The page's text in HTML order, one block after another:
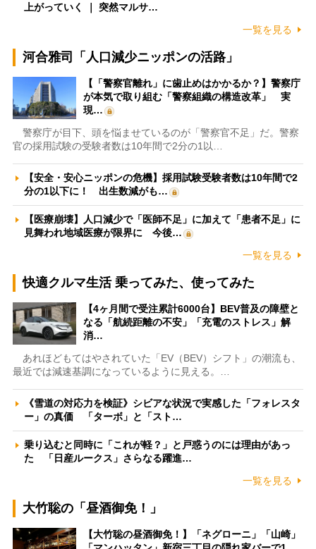
上がっていく ｜ 突然マルサ…
一覧を見る
河合雅司「人口減少ニッポンの活路」
【「警察官離れ」に歯止めはかかるか？】警察庁
が本気で取り組む「警察組織の構造改革」 実
現…
警察庁が目下、頭を悩ませているのが「警察官不足」だ。警察
官の採用試験の受験者数は10年間で2分の1以…
【安全・安心ニッポンの危機】採用試験受験者数は10年間で2
分の1以下に！ 出生数減がも…
【医療崩壊】人口減少で「医師不足」に加えて「患者不足」に
見舞われ地域医療が限界に 今後…
一覧を見る
快適クルマ生活 乗ってみた、使ってみた
【4ヶ月間で受注累計6000台】BEV普及の障壁と
なる「航続距離の不安」「充電のストレス」解
消…
あれほどもてはやされていた「EV（BEV）シフト」の潮流も、
最近では減速基調になっているように見える。…
《雪道の対応力を検証》シビアな状況で実感した「フォレスタ
ー」の真価 「ターボ」と「スト…
乗り込むと同時に「これが軽？」と戸惑うのには理由があっ
た 「日産ルークス」さらなる躍進…
一覧を見る
大竹聡の「昼酒御免！」
【大竹聡の昼酒御免！】「ネグローニ」「山崎」